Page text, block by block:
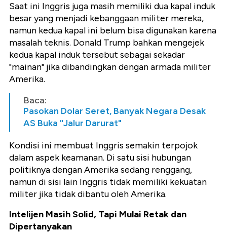
Saat ini Inggris juga masih memiliki dua kapal induk
besar yang menjadi kebanggaan militer mereka,
namun kedua kapal ini belum bisa digunakan karena
masalah teknis. Donald Trump bahkan mengejek
kedua kapal induk tersebut sebagai sekadar
"mainan" jika dibandingkan dengan armada militer
Amerika.
Baca:
Pasokan Dolar Seret, Banyak Negara Desak
AS Buka "Jalur Darurat"
Kondisi ini membuat Inggris semakin terpojok
dalam aspek keamanan. Di satu sisi hubungan
politiknya dengan Amerika sedang renggang,
namun di sisi lain Inggris tidak memiliki kekuatan
militer jika tidak dibantu oleh Amerika.
Intelijen Masih Solid, Tapi Mulai Retak dan
Dipertanyakan